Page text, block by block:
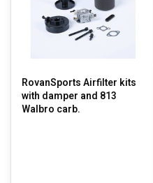
RovanSports Airfilter kits
with damper and 813
Walbro carb.